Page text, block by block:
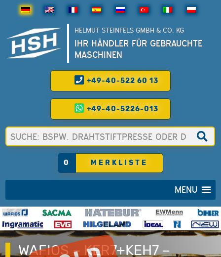
HELMUT STEINFELS GMBH & CO. KG
IHR HÄNDLER FÜR GEBRAUCHTE
MASCHINEN
+49-40-522 60 13
+49-40-5226-013
0 MERKLISTE
MENU
WAFIOS – KER7+KEH7 –